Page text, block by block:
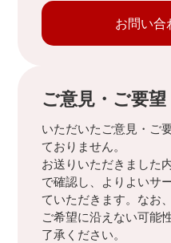
お問い合
ご意見・ご要望
いただいたご意見・ご
ておりません。
お送りいただきました
で確認し、よりよいサ
ていただきます。なお
ご希望に沿えない可能
了承ください。